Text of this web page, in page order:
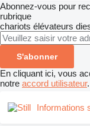
Abonnez-vous pour
rubrique
chariots élévateurs
S'abonner
En cliquant ici, vous
notre accord utilisateur.
Informations